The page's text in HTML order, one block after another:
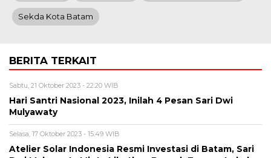
Sekda Kota Batam
BERITA TERKAIT
Sabtu, 21 Oktober 2023 - 22:20 WIB
Hari Santri Nasional 2023, Inilah 4 Pesan Sari Dwi
Mulyawaty
Selasa, 17 Oktober 2023 - 15:49 WIB
Atelier Solar Indonesia Resmi Investasi di Batam, Sari